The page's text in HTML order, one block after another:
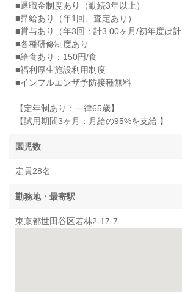
■退職金制度あり（勤続3年以上）
■昇給あり（年1回、査定あり）
■賞与あり（年3回：計3.00ヶ月/初年度は計
■各種研修制度あり
■給食あり：150円/食
■福利厚生施設利用制度
■インフルエンザ予防接種無料
【定年制あり：一律65歳】
【試用期間3ヶ月：月給の95%を支給 】
園児数
定員28名
勤務地・最寄駅
東京都世田谷区若林2-17-7